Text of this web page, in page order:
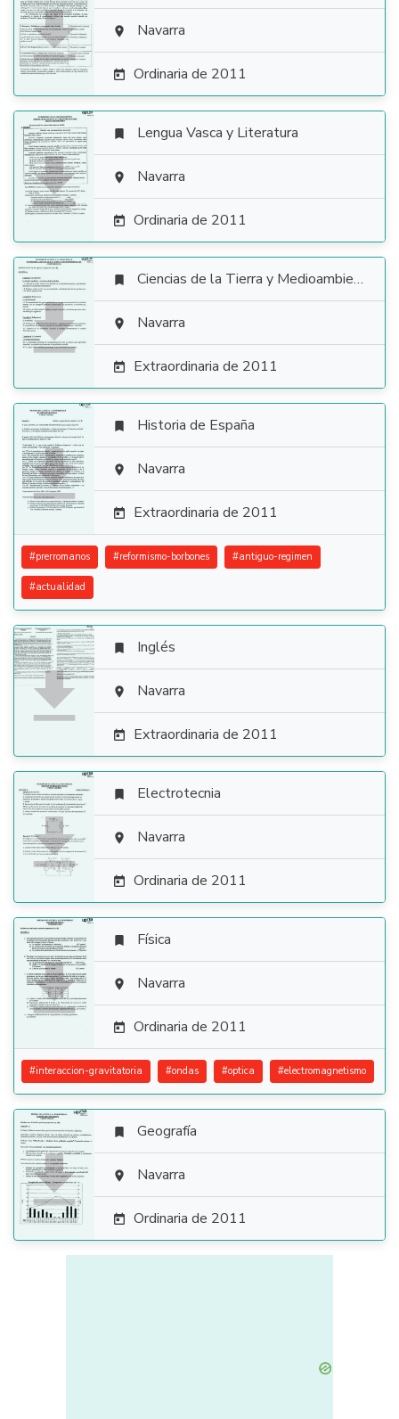
  Navarra
 Ordinaria de 2011

 Lengua Vasca y Literatura
 Navarra
 Ordinaria de 2011

 Ciencias de la Tierra y Medioambientales
 Navarra
 Extraordinaria de 2011

 Historia de España
 Navarra
 Extraordinaria de 2011
#prerromanos #reformismo-borbones #antiguo-regimen
#actualidad

 Inglés
 Navarra
 Extraordinaria de 2011

 Electrotecnia
 Navarra
 Ordinaria de 2011

 Física
 Navarra
 Ordinaria de 2011
#interaccion-gravitatoria #ondas #optica #electromagnetismo

 Geografía
 Navarra
 Ordinaria de 2011